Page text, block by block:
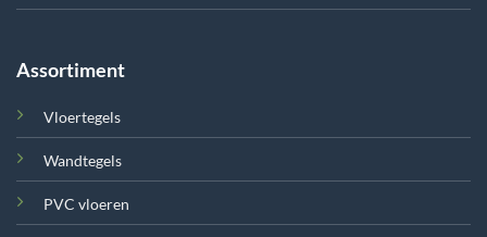
Assortiment
Vloertegels
Wandtegels
PVC vloeren